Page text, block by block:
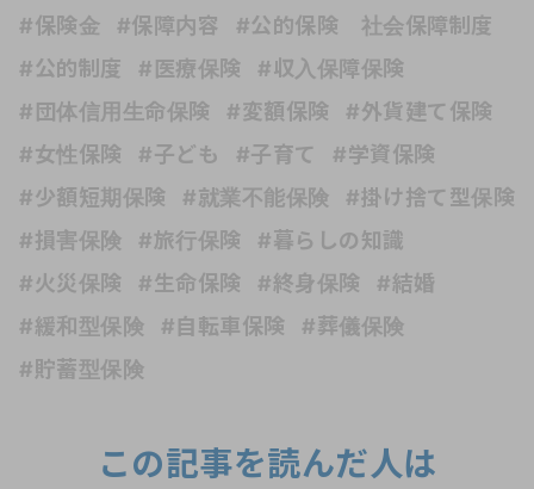
#保険金
#保障内容
#公的保険 社会保障制度
#公的制度
#医療保険
#収入保障保険
#団体信用生命保険
#変額保険
#外貨建て保険
#女性保険
#子ども #子育て
#学資保険
#少額短期保険
#就業不能保険
#掛け捨て型保険
#損害保険
#旅行保険
#暮らしの知識
#火災保険
#生命保険 #終身保険
#結婚
#緩和型保険
#自転車保険
#葬儀保険
#貯蓄型保険
この記事を読んだ人は